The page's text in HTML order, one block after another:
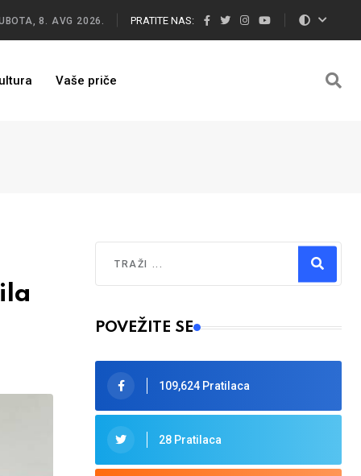
8. AVG 2026. PRATITE NAS:
Vaše priče
Type 2 or more characters for results.
POVEŽITE SE
109,624 Pratilaca
28 Pratilaca